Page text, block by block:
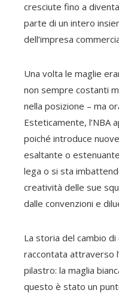
cresciute fino a
parte di un intero
dell’impresa
Una volta le maglie
non sempre costanti
nella posizione – ma
Esteticamente, l’NBA
poiché introduce
esaltante o
lega o si sta
creatività delle sue
dalle convenzioni e
La storia del cambio
raccontata attraverso
pilastro: la maglia
questo è stato un